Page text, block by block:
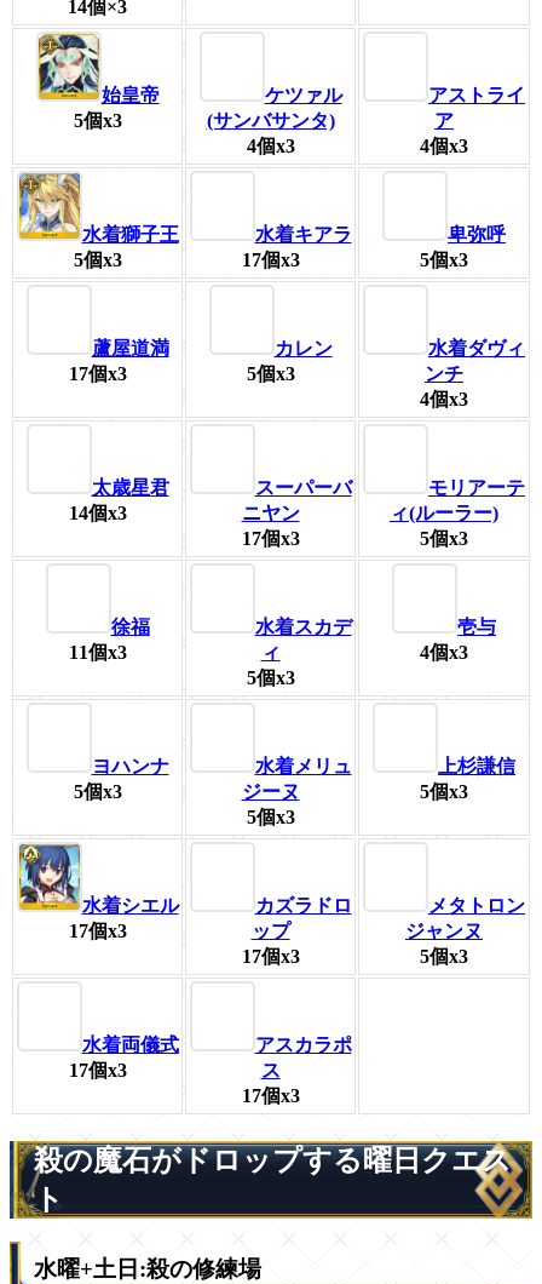
14個×3
始皇帝
5個x3
ケツァル
(サンバサンタ)
4個x3
アストライ
ア
4個x3
水着獅子王
5個x3
水着キアラ
17個x3
卑弥呼
5個x3
蘆屋道満
17個x3
カレン
5個x3
水着ダヴィ
ンチ
4個x3
太歳星君
14個x3
スーパーバ
ニヤン
17個x3
モリアーテ
ィ(ルーラー)
5個x3
徐福
11個x3
水着スカデ
ィ
5個x3
壱与
4個x3
ヨハンナ
5個x3
水着メリュ
ジーヌ
5個x3
上杉謙信
5個x3
水着シエル
17個x3
カズラドロ
ップ
17個x3
メタトロン
ジャンヌ
5個x3
水着両儀式
17個x3
アスカラポ
ス
17個x3
殺の魔石がドロップする曜日クエス
ト
水曜+土日:殺の修練場